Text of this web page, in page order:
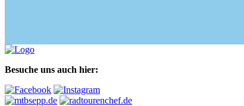
Besuche uns auch hier: